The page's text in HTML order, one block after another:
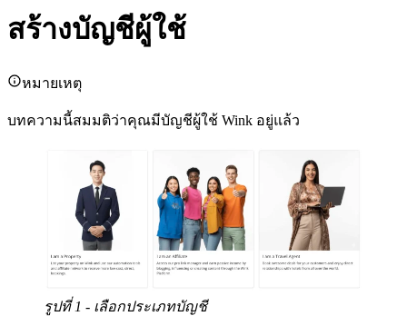
สร้างบัญชีผู้ใช้
หมายเหตุ
บทความนี้สมมติว่าคุณมีบัญชีผู้ใช้ Wink อยู่แล้ว
รูปที่ 1 - เลือกประเภทบัญชี